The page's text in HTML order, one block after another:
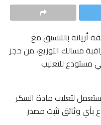
أريانة بالتنسيق مع
مسالك التوزيع، من حجز
في مستودع للتعليب
لتعليب مادة السكر
بأي وثائق تثبت مصدر